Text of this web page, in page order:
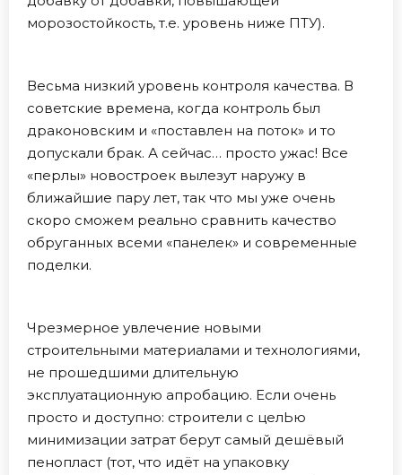
морозостойкость, т.е. уровень ниже ПТУ).
Весьма низкий уровень контроля качества. В
советские времена, когда контроль был
драконовским и «поставлен на поток» и то
допускали брак. А сейчас… просто ужас! Все
«перлы» новостроек вылезут наружу в
ближайшие пару лет, так что мы уже очень
скоро сможем реально сравнить качество
обруганных всеми «панелек» и современные
поделки.
Чрезмерное увлечение новыми
строительными материалами и технологиями,
не прошедшими длительную
эксплуатационную апробацию. Если очень
просто и доступно: строители с целЬю
минимизации затрат берут самый дешёвый
пенопласт (тот, что идёт на упаковку